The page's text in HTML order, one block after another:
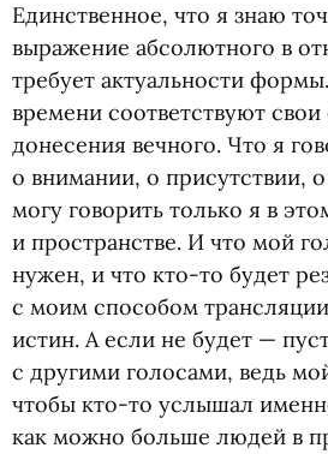
Единственное, что я знаю
выражение абсолютного в
требует актуальности
времени соответствуют
донесения вечного. Что я
о внимании, о присутствии,
могу говорить только я в
и пространстве. И что мой
нужен, и что кто-то будет
с моим способом
истин. А если не будет —
с другими голосами, ведь
чтобы кто-то услышал
как можно больше людей в